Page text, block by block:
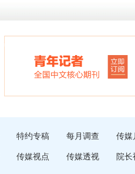
特约专稿 每月调查 传媒
传媒视点 传媒透视 院长